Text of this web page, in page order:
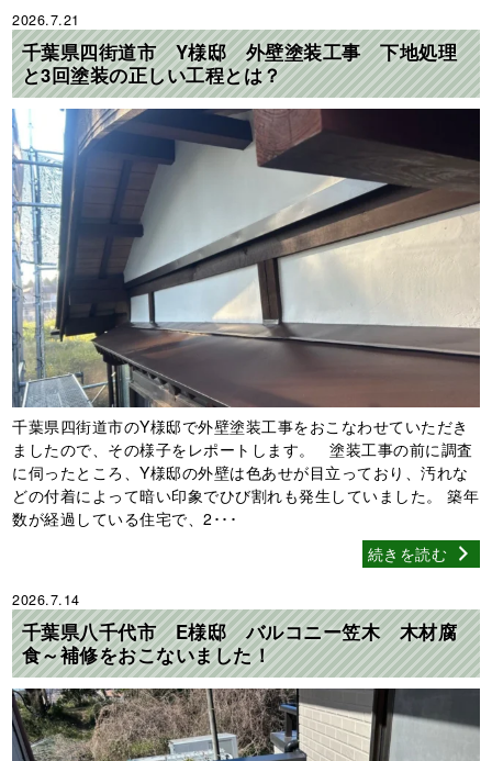
2026.7.21
千葉県四街道市 Y様邸 外壁塗装工事 下地処理
と3回塗装の正しい工程とは？
千葉県四街道市のY様邸で外壁塗装工事をおこなわせていただき
ましたので、その様子をレポートします。 塗装工事の前に調査
に伺ったところ、Y様邸の外壁は色あせが目立っており、汚れな
どの付着によって暗い印象でひび割れも発生していました。 築年
数が経過している住宅で、2･･･
続きを読む
2026.7.14
千葉県八千代市 E様邸 バルコニー笠木 木材腐
食～補修をおこないました！